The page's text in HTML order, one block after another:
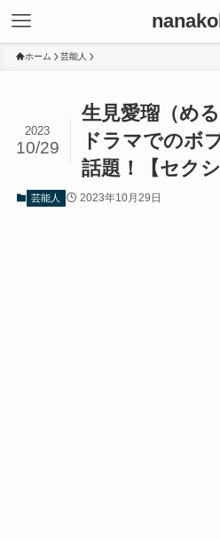
ホーム 芸能人
生見愛瑠（め
ドラマでのボ
話題！【セク
2023
10/29
芸能人 2023年10月29日